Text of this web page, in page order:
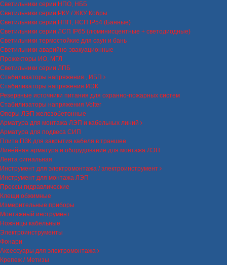
Светильники серии НПО, НББ
Светильники серии РКУ / ЖКУ Кобры
Светильники серии НПП, НСП IP54 (Банные)
Светильники серии ЛСП IP65 (люминисцентные + светодиодные)
Светильники термостойкие для саун и бань
Светильники аварийно-эвакуационные
Прожекторы ИО, МГЛ
Светильники серии ЛПБ
Стабилизаторы напряжения , ИБП
Стабилизаторы напряжения ИЭК
Резервные источники питания для охранно-пожарных систем
Стабилизаторы напряжения Volter
Опоры ЛЭП железобетонные
Арматура для монтажа ЛЭП и кабельных линий
Арматура для подвеса СИП
Плита ПЗК для закрытия кабеля в траншее
Линейная арматура и оборудование для монтажа ЛЭП
Лента сигнальная
Инструмент для электромонтажа / электроинструмент
Инструмент для монтажа ЛЭП
Прессы гидравлические
Клещи обжимные
Измерительные приборы
Монтажный инструмент
Ножницы кабельные
Электроинструменты
Фонари
Аксессуары для электромонтажа
Крепеж / Метизы